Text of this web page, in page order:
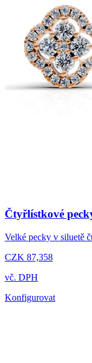
Čtyřlístkové
Velké pecky v siluetě
CZK 87,358
vč. DPH
Konfigurovat